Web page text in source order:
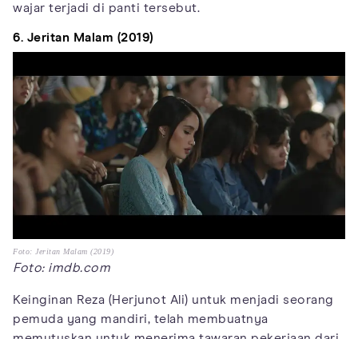
wajar terjadi di panti tersebut.
6. Jeritan Malam (2019)
Foto: Jeritan Malam (2019)
Foto: imdb.com
Keinginan Reza (Herjunot Ali) untuk menjadi seorang
pemuda yang mandiri, telah membuatnya